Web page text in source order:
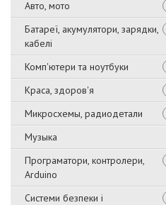
Авто, мото
Батареї, акумулятори, зарядки,
кабелі
Комп'ютери та ноутбуки
Краса, здоров'я
Микросхемы, радиодетали
Музыка
Програматори, контролери,
Arduino
Системи безпеки і